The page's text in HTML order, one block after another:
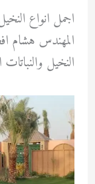
اجمل انواع
المهندس هشام
النخيل والنباتات